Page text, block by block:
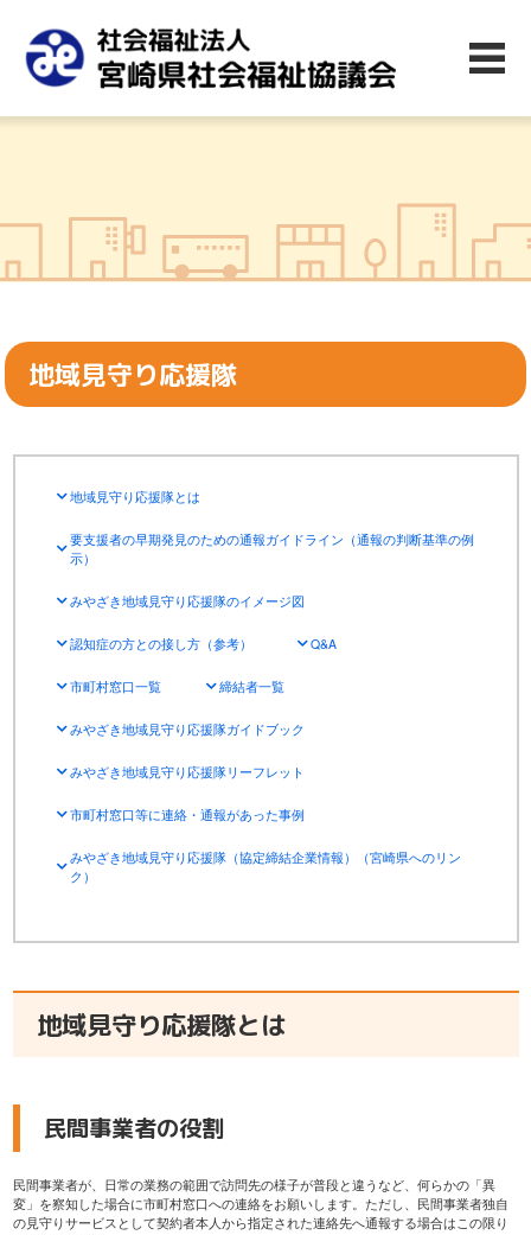
地域見守り応援隊
地域見守り応援隊とは
要支援者の早期発見のための通報ガイドライン（通報の判断基準の例
示）
みやざき地域見守り応援隊のイメージ図
認知症の方との接し方（参考） Q&A
市町村窓口一覧 締結者一覧
みやざき地域見守り応援隊ガイドブック
みやざき地域見守り応援隊リーフレット
市町村窓口等に連絡・通報があった事例
みやざき地域見守り応援隊（協定締結企業情報）（宮崎県へのリン
ク）
地域見守り応援隊とは
民間事業者の役割
民間事業者が、日常の業務の範囲で訪問先の様子が普段と違うなど、何らかの「異
変」を察知した場合に市町村窓口への連絡をお願いします。ただし、民間事業者独自
の見守りサービスとして契約者本人から指定された連絡先へ通報する場合はこの限り